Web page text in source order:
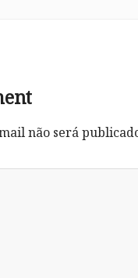
não será